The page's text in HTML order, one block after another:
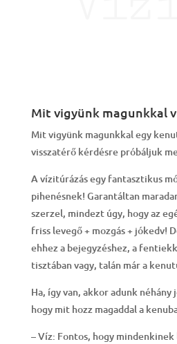
Mit vigyünk magunkkal
Mit vigyünk magunkkal egy
visszatérő kérdésre próbáljuk
A vízitúrázás egy fantasztikus
pihenésnek! Garantáltan
szerzel, mindezt úgy, hogy az
friss levegő + mozgás + jókedv!
ehhez a bejegyzéshez, a
tisztában vagy, talán már a
Ha, így van, akkor adunk
hogy mit hozz magaddal a
– Víz: Fontos, hogy